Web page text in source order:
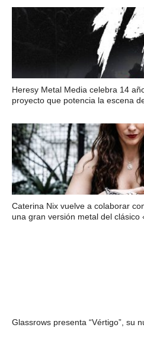
Heresy Metal Media celebra 14
proyecto que potencia la escena
Caterina Nix vuelve a colaborar
una gran versión metal del clásico
Glassrows presenta “Vértigo”, su